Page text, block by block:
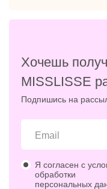
Хочешь
MISSLISSE
Подпишись на
Я согласен с
обработки
персональных